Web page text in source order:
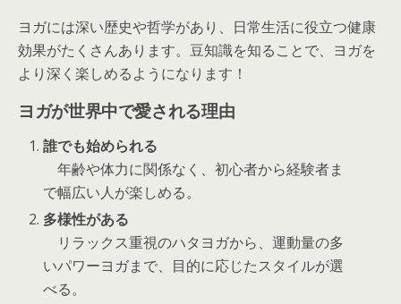
ヨガには深い歴史や哲学があり、日常生活に役立つ健康
効果がたくさんあります。豆知識を知ることで、ヨガを
より深く楽しめるようになります！
ヨガが世界中で愛される理由
誰でも始められる
年齢や体力に関係なく、初心者から経験者ま
で幅広い人が楽しめる。
多様性がある
リラックス重視のハタヨガから、運動量の多
いパワーヨガまで、目的に応じたスタイルが選
べる。